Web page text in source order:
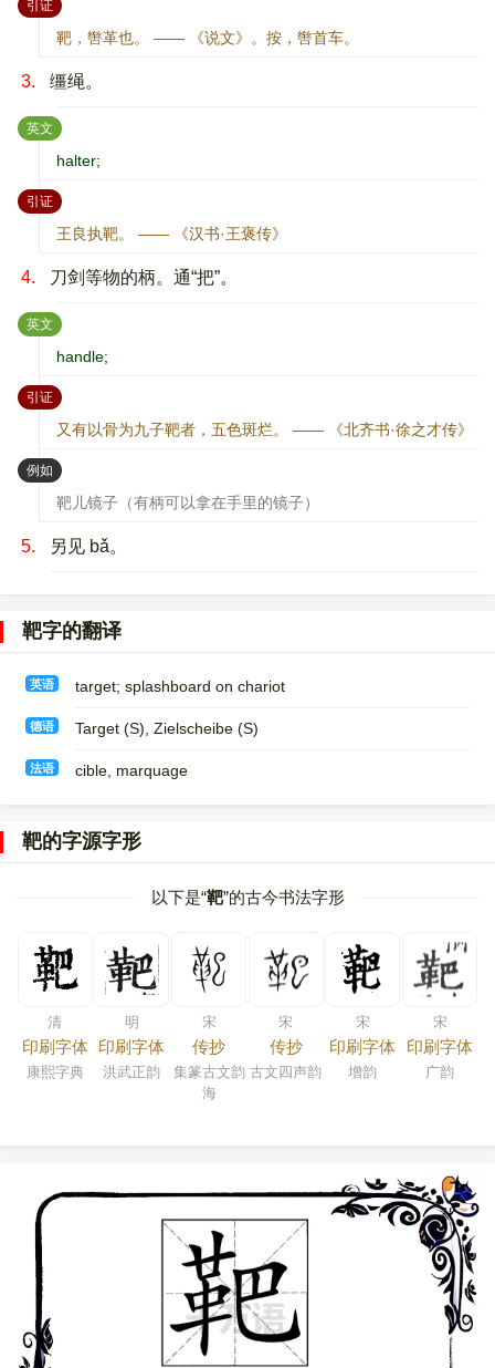
引证：
靶，辔革也。 —— 《说文》。按，辔首车。
3. 缰绳。
英文 ：
halter;
引证：
王良执靶。 —— 《汉书·王褒传》
4. 刀剑等物的柄。通“把”。
英文 ：
handle;
引证：
又有以骨为九子靶者，五色斑烂。 —— 《北齐书·徐之才传》
例如 ：
靶儿镜子（有柄可以拿在手里的镜子）
5. 另见 bǎ。
靶字的翻译
英语 target; splashboard on chariot
德语 Target (S)​, Zielscheibe (S)
法语 cible, marquage
靶的字源字形
以下是“靶”的古今书法字形
清
印刷字体
康熙字典
明
印刷字体
洪武正韵
宋
传抄
集篆古文韵
海
宋
传抄
古文四声韵
宋
印刷字体
增韵
宋
印刷字体
广韵